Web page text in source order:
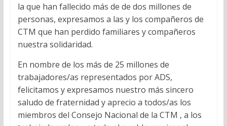
la que han fallecido más de de dos millones de
personas, expresamos a las y los compañeros de
CTM que han perdido familiares y compañeros
nuestra solidaridad.
En nombre de los más de 25 millones de
trabajadores/as representados por ADS,
felicitamos y expresamos nuestro más sincero
saludo de fraternidad y aprecio a todos/as los
miembros del Consejo Nacional de la CTM , a los